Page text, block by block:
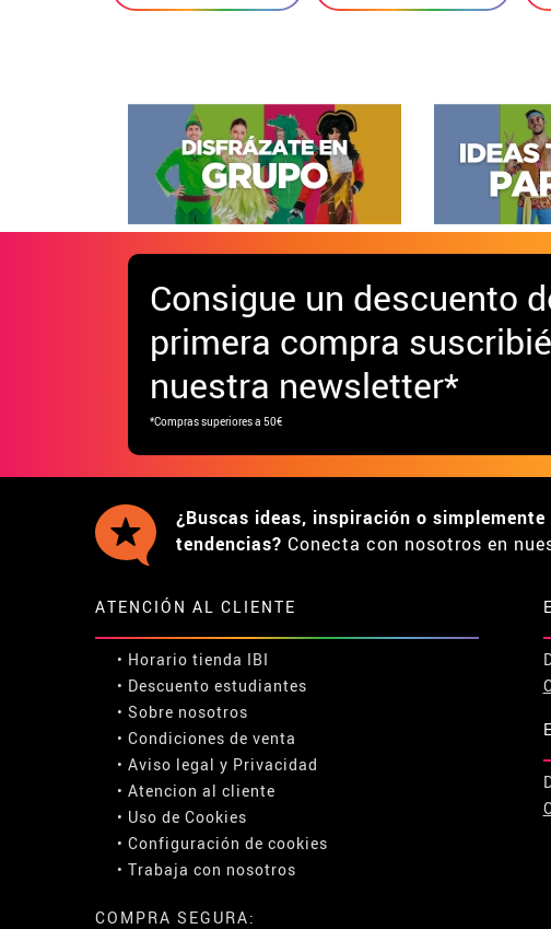
Consigue un descuento
primera compra
nuestra newsletter*
*Compras superiores a 50€
¿Buscas ideas, inspiración o
tendencias? Conecta con nosotros en
ATENCIÓN AL CLIENTE
• Horario tienda IBI
• Descuento estudiantes
• Sobre nosotros
• Condiciones de venta
• Aviso legal y Privacidad
• Atencion al cliente
• Uso de Cookies
• Configuración de cookies
• Trabaja con nosotros
COMPRA SEGURA: